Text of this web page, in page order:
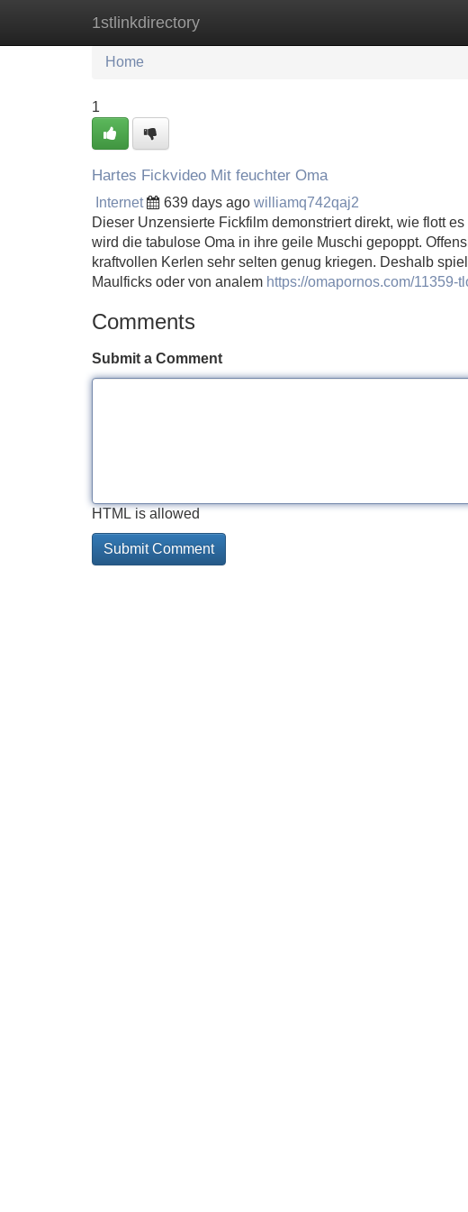
1stlinkdirectory
Home New Site Listings
Home
1
Hartes Fickvideo Mit feuchter Oma
Internet 639 days ago williamq742qaj2
Dieser Unzensierte Fickfilm demonstriert direkt, wie flott
wird die tabulose Oma in ihre geile Muschi gepoppt.
kraftvollen Kerlen sehr selten genug kriegen. Deshalb
Maulficks oder von analem https://omapornos.com/11359-
Comments
Submit a Comment
HTML is allowed